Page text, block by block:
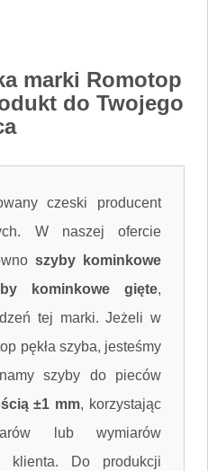
marki Romotop
do Twojego
czeski producent
W naszej ofercie
szyby kominkowe
kominkowe gięte,
tej marki. Jeżeli w
pękła szyba, jesteśmy
szyby do pieców
±1 mm, korzystając
lub wymiarów
klienta. Do produkcji